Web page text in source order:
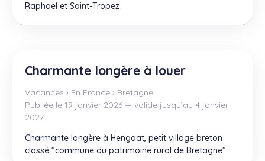
Raphaël et Saint-Tropez
Charmante longère à louer
Vacances › En France › Bretagne
Publiée le 19 janvier 2026 — valide jusqu’au 4 janvier
2027
Charmante longère à Hengoat, petit village breton
classé "commune du patrimoine rural de Bretagne"